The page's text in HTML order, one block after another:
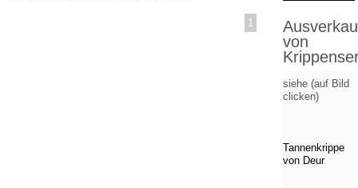
1
von
siehe (auf Bild
clicken)
Tannenkrippe
von Deur